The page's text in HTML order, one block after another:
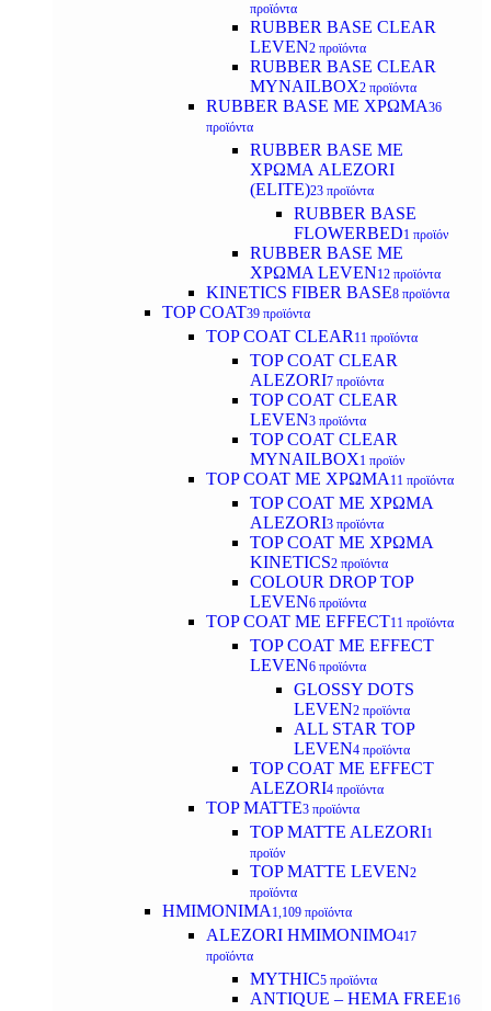
προϊόντα
RUBBER BASE CLEAR
LEVEN2 προϊόντα
RUBBER BASE CLEAR
MYNAILBOX2 προϊόντα
RUBBER BASE ΜΕ ΧΡΩΜΑ36
προϊόντα
RUBBER BASE ΜΕ
ΧΡΩΜΑ ALEZORI
(ELITE)23 προϊόντα
RUBBER BASE
FLOWERBED1 προϊόν
RUBBER BASE ΜΕ
ΧΡΩΜΑ LEVEN12 προϊόντα
KINETICS FIBER BASE8 προϊόντα
TOP COAT39 προϊόντα
TOP COAT CLEAR 11 προϊόντα
TOP COAT CLEAR
ALEZORI7 προϊόντα
TOP COAT CLEAR
LEVEN3 προϊόντα
TOP COAT CLEAR
MYNAILBOX1 προϊόν
TOP COAT ΜΕ ΧΡΩΜΑ 11 προϊόντα
TOP COAT ΜΕ ΧΡΩΜΑ
ALEZORI3 προϊόντα
TOP COAT ΜΕ ΧΡΩΜΑ
KINETICS2 προϊόντα
COLOUR DROP TOP
LEVEN6 προϊόντα
TOP COAT ΜΕ EFFECT11 προϊόντα
TOP COAT ME EFFECT
LEVEN6 προϊόντα
GLOSSY DOTS
LEVEN2 προϊόντα
ALL STAR TOP
LEVEN4 προϊόντα
TOP COAT ME EFFECT
ALEZORI4 προϊόντα
TOP MATTE3 προϊόντα
TOP MATTE ALEZORI1
προϊόν
TOP MATTE LEVEN2
προϊόντα
ΗΜΙΜΟΝΙΜΑ 1,109 προϊόντα
ALEZORI ΗΜΙΜΟΝΙΜΟ417
προϊόντα
MYTHIC5 προϊόντα
ANTIQUE – HEMA FREE16